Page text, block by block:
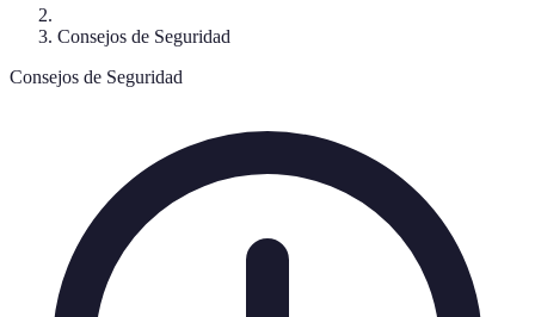
Consejos de Seguridad
Consejos de Seguridad